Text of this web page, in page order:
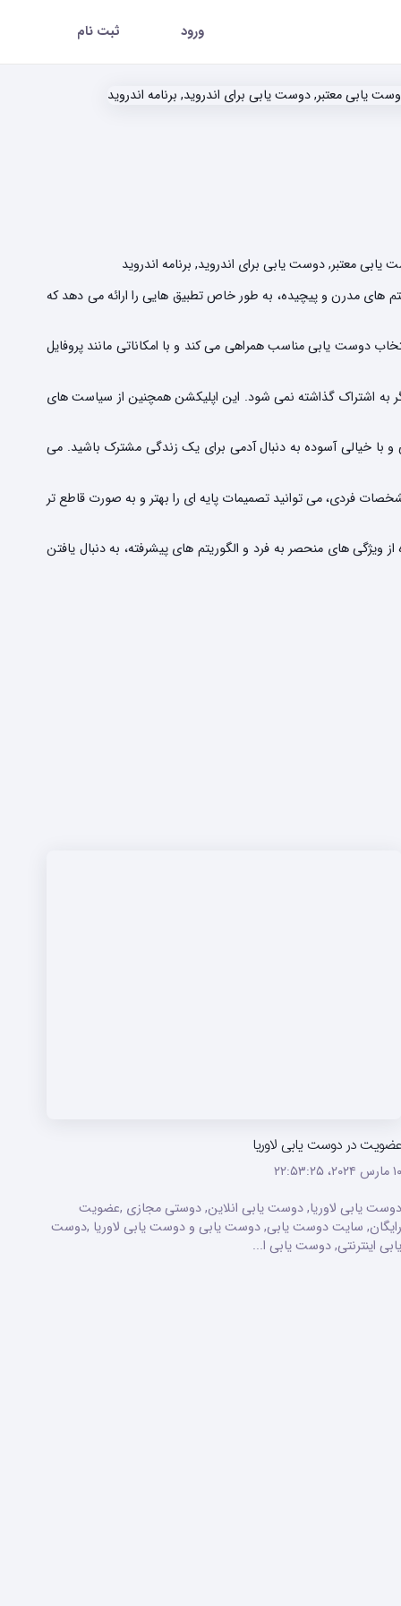
ورود ثبت نام
معتبر, دوست یابی برای اندروید, برنامه اندروید
های مدرن و پیچیده، به طور خاص تطبیق هایی را ارائه می دهد که
دوست یابی مناسب همراهی می کند و با امکاناتی مانند پروفایل
به اشتراک گذاشته نمی شود. این اپلیکشن همچنین از سیاست های
و با خیالی آسوده به دنبال آدمی برای یک زندگی مشترک باشید. می
فردی، می توانید تصمیمات پایه ای را بهتر و به صورت قاطع تر
ویژگی های منحصر به فرد و الگوریتم های پیشرفته، به دنبال یافتن
در دوست یابی لاوریا
۲۲:۵۳:۲۵
یابی لاوریا, دوست یابی انلاین, دوستی مجازی ,عضویت
سایت دوست یابی, دوست یابی و دوست یابی لاوریا ,دوست
اینترنتی, دوست یابی ا...